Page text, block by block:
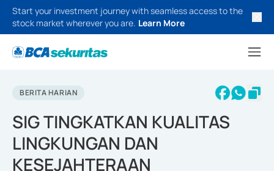
Start your investment journey with seamless access to the
stock market wherever you are. Learn More
BERITA HARIAN
SIG TINGKATKAN KUALITAS
LINGKUNGAN DAN
KESEJAHTERAAN